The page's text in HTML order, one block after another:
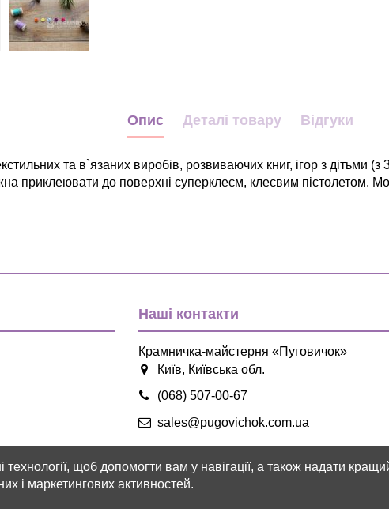
Опис Деталі товару Відгуки
та в`язаних виробів, розвиваючих книг, ігор з дітьми
приклеювати до поверхні суперклеєм, клеєвим пістолетом.
жовтий
синій
фуксія
фіолетовий
червоний
Пластмаса
Гудзик
Круглий
Наші контакти
Крамничка-майстерня «Пуговичок»
Київ, Київська обл.
(068) 507-00-67
sales@pugovichok.com.ua
щоб допомогти вам у навігації, а також надати
і маркетингових активностей.